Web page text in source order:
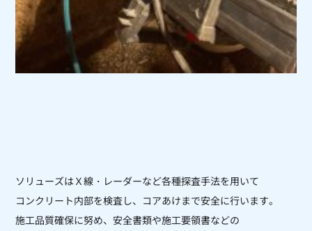
ソリューズはＸ線・レーダーなど各種探査手法を用いて
コンクリート内部を検査し、コアあけまで安全に行います。
施工品質確保に努め、安全書類や施工要領書などの